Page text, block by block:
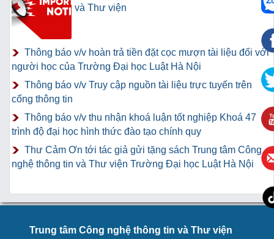
và Thư viện
Thông báo v/v hoàn trả tiền đặt cọc mượn tài liệu đối với
người học của Trường Đại học Luật Hà Nội
Thông báo v/v Truy cập nguồn tài liệu trực tuyến trên
cổng thông tin
Thông báo v/v thu nhận khoá luận tốt nghiệp Khoá 47
trình độ đại học hình thức đào tạo chính quy
Thư Cảm Ơn tới tác giả gửi tặng sách Trung tâm Công
nghệ thông tin và Thư viện Trường Đại học Luật Hà Nội
Trung tâm Công nghệ thông tin và Thư viện